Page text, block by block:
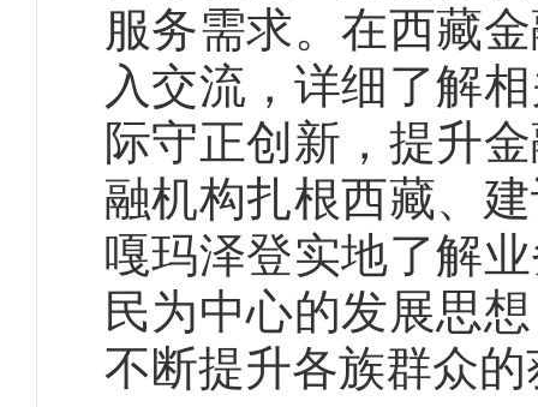
服务需求。在西藏
入交流，详细了解
际守正创新，提升
融机构扎根西藏、
嘎玛泽登实地了解
民为中心的发展思
不断提升各族群众